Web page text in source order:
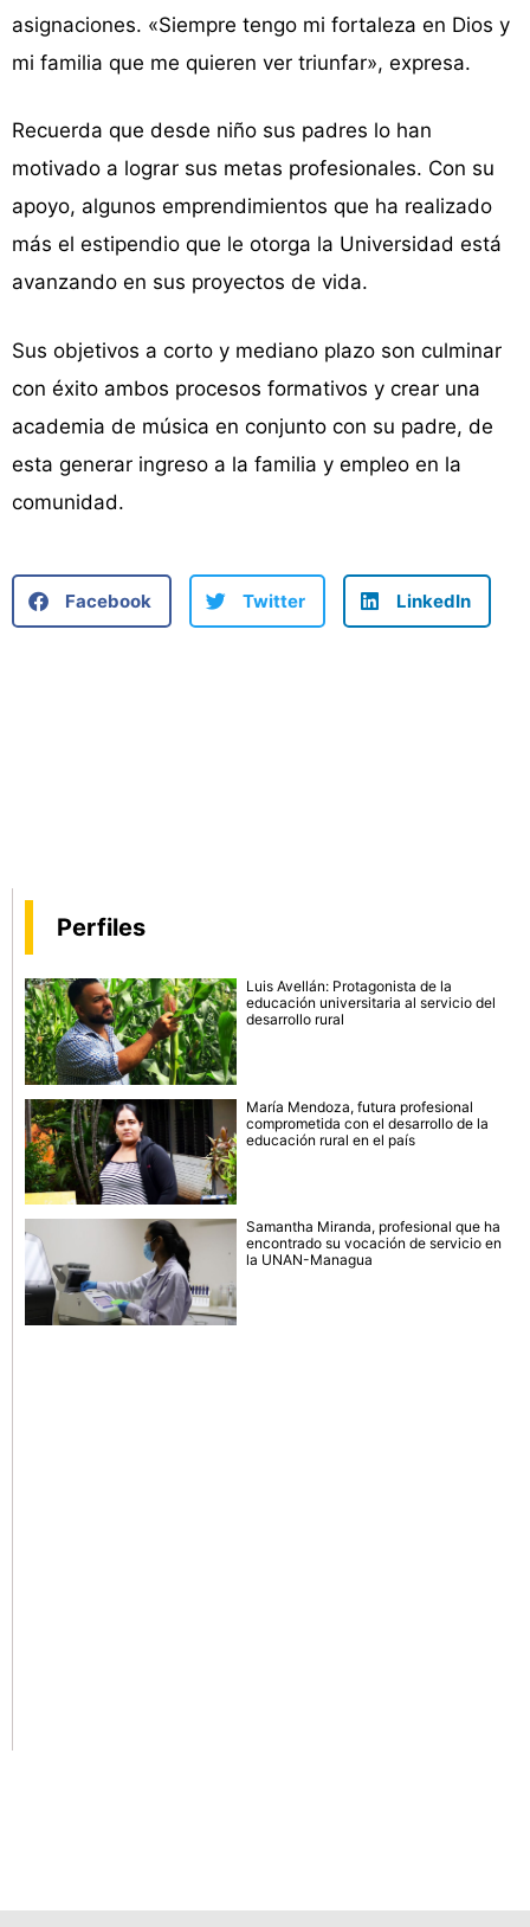
asignaciones. «Siempre tengo mi fortaleza en Dios y
mi familia que me quieren ver triunfar», expresa.
Recuerda que desde niño sus padres lo han
motivado a lograr sus metas profesionales. Con su
apoyo, algunos emprendimientos que ha realizado
más el estipendio que le otorga la Universidad está
avanzando en sus proyectos de vida.
Sus objetivos a corto y mediano plazo son culminar
con éxito ambos procesos formativos y crear una
academia de música en conjunto con su padre, de
esta generar ingreso a la familia y empleo en la
comunidad.
Facebook Twitter LinkedIn
Perfiles
Luis Avellán: Protagonista de la
educación universitaria al servicio del
desarrollo rural
María Mendoza, futura profesional
comprometida con el desarrollo de la
educación rural en el país
Samantha Miranda, profesional que ha
encontrado su vocación de servicio en
la UNAN-Managua